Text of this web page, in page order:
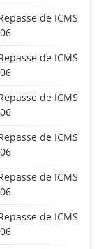
de ICMS
de ICMS
de ICMS
de ICMS
de ICMS
de ICMS